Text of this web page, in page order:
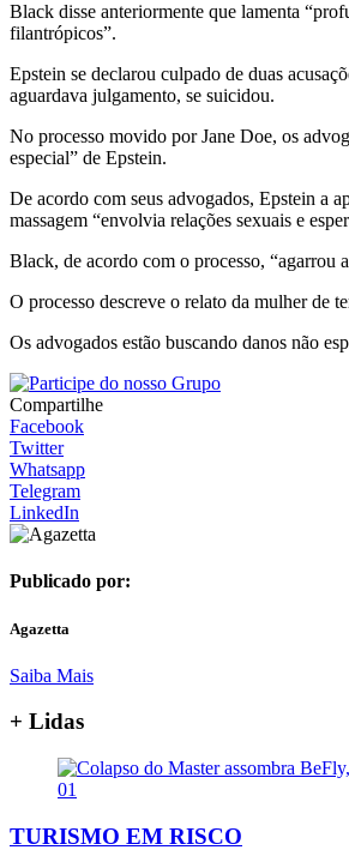
Black disse anteriormente que lamenta
filantrópicos”.
Epstein se declarou culpado de duas
aguardava julgamento, se suicidou.
No processo movido por Jane Doe, os
especial” de Epstein.
De acordo com seus advogados, Epstein a
massagem “envolvia relações sexuais e
Black, de acordo com o processo, “agarrou
O processo descreve o relato da mulher de
Os advogados estão buscando danos não
Compartilhe
Facebook
Twitter
Whatsapp
Telegram
LinkedIn
Publicado por:
Agazetta
Saiba Mais
+ Lidas
01
TURISMO EM RISCO